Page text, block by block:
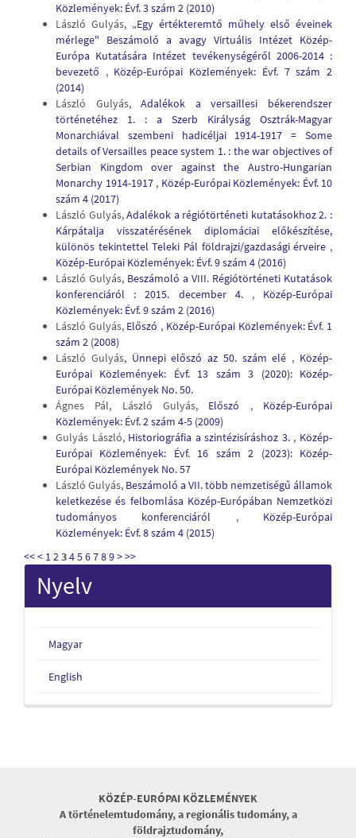
Közlemények: Évf. 3 szám 2 (2010)
László Gulyás, „Egy értékteremtő műhely első éveinek
mérlege" Beszámoló a avagy Virtuális Intézet Közép-
Európa Kutatására Intézet tevékenységéről 2006-2014 :
bevezető , Közép-Európai Közlemények: Évf. 7 szám 2
(2014)
László Gulyás,Adalékok a versaillesi békerendszer
történetéhez 1. : a Szerb Királyság Osztrák-Magyar
Monarchiával szembeni hadicéljai 1914-1917 = Some
details of Versailles peace system 1. : the war objectives of
Serbian Kingdom over against the Austro-Hungarian
Monarchy 1914-1917 , Közép-Európai Közlemények: Évf. 10
szám 4 (2017)
László Gulyás,Adalékok a régiótörténeti kutatásokhoz 2. :
Kárpátalja visszatérésének diplomáciai előkészítése,
különös tekintettel Teleki Pál földrajzi/gazdasági érveire ,
Közép-Európai Közlemények: Évf. 9 szám 4 (2016)
László Gulyás, Beszámoló a VIII. Régiótörténeti Kutatások
konferenciáról : 2015. december 4. , Közép-Európai
Közlemények: Évf. 9 szám 2 (2016)
László Gulyás, Előszó , Közép-Európai Közlemények: Évf. 1
szám 2 (2008)
László Gulyás, Ünnepi előszó az 50. szám elé , Közép-
Európai Közlemények: Évf. 13 szám 3 (2020): Közép-
Európai Közlemények No. 50.
Ágnes Pál, László Gulyás, Előszó , Közép-Európai
Közlemények: Évf. 2 szám 4-5 (2009)
Gulyás László, Historiográfia a szintézisíráshoz 3. , Közép-
Európai Közlemények: Évf. 16 szám 2 (2023): Közép-
Európai Közlemények No. 57
László Gulyás, Beszámoló a VII. több nemzetiségű államok
keletkezése és felbomlása Közép-Európában Nemzetközi
tudományos konferenciáról , Közép-Európai
Közlemények: Évf. 8 szám 4 (2015)
<<< 123456789>>>
Nyelv
Magyar
English
KÖZÉP-EURÓPAI KÖZLEMÉNYEK
A történelemtudomány, a regionális tudomány, a
földrajztudomány,